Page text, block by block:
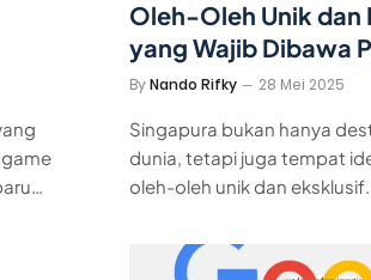
Oleh-Oleh Unik dan
yang Wajib Dibawa
ByNando Rifky 28 Mei 2025
Singapura bukan hanya
dunia, tetapi juga tempat
oleh-oleh unik dan eksklusif.